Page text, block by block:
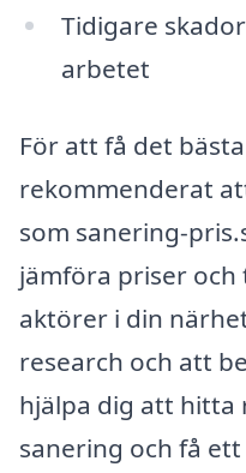
Tidigare
arbetet
För att få det
rekommenderat
som sanering-
jämföra priser
aktörer i din
research och att
hjälpa dig att
sanering och få